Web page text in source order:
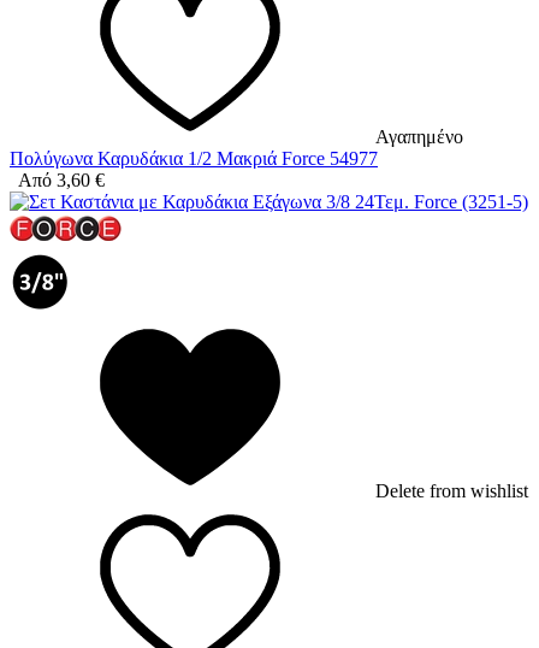
Αγαπημένο
Πολύγωνα Καρυδάκια 1/2 Μακριά Force 54977
Από 3,60 €
Delete from wishlist